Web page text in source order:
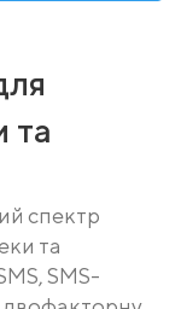
та
спектр
та
SMS-